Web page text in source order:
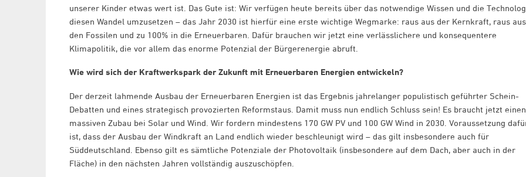
unserer Kinder etwas wert ist. Das Gute ist: Wir verfügen heute bereits über das notwendige Wissen und die
diesen Wandel umzusetzen – das Jahr 2030 ist hierfür eine erste wichtige Wegmarke: raus aus der Kernkraft, raus aus
den Fossilen und zu 100% in die Erneuerbaren. Dafür brauchen wir jetzt eine verlässlichere und konsequentere
Klimapolitik, die vor allem das enorme Potenzial der Bürgerenergie abruft.
Wie wird sich der Kraftwerkspark der Zukunft mit Erneuerbaren Energien entwickeln?
Der derzeit lahmende Ausbau der Erneuerbaren Energien ist das Ergebnis jahrelanger populistisch geführter Schein-
Debatten und eines strategisch provozierten Reformstaus. Damit muss nun endlich Schluss sein! Es braucht jetzt einen
massiven Zubau bei Solar und Wind. Wir fordern mindestens 170 GW PV und 100 GW Wind in 2030. Voraussetzung
ist, dass der Ausbau der Windkraft an Land endlich wieder beschleunigt wird – das gilt insbesondere auch für
Süddeutschland. Ebenso gilt es sämtliche Potenziale der Photovoltaik (insbesondere auf dem Dach, aber auch in der
Fläche) in den nächsten Jahren vollständig auszuschöpfen.